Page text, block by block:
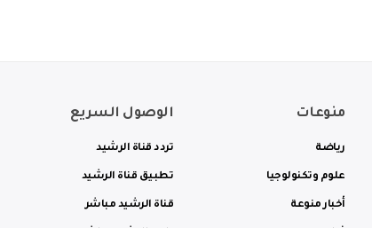
منوعات
رياضة
علوم وتكنولوجيا
أخبار منوعة
الوصول السريع
تردد قناة الرشيد
تطبيق قناة الرشيد
قناة الرشيد مباشر